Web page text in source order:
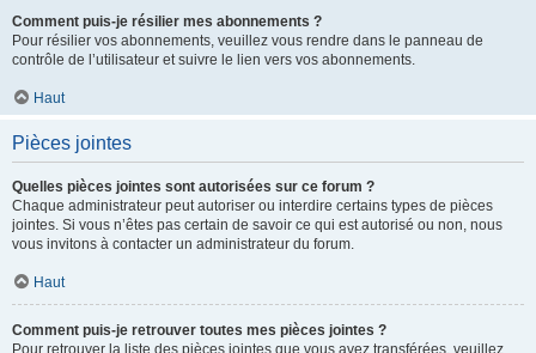
Comment puis-je résilier mes abonnements ?
Pour résilier vos abonnements, veuillez vous rendre dans le panneau de
contrôle de l’utilisateur et suivre le lien vers vos abonnements.
Haut
Pièces jointes
Quelles pièces jointes sont autorisées sur ce forum ?
Chaque administrateur peut autoriser ou interdire certains types de pièces
jointes. Si vous n’êtes pas certain de savoir ce qui est autorisé ou non, nous
vous invitons à contacter un administrateur du forum.
Haut
Comment puis-je retrouver toutes mes pièces jointes ?
Pour retrouver la liste des pièces jointes que vous avez transférées, veuillez